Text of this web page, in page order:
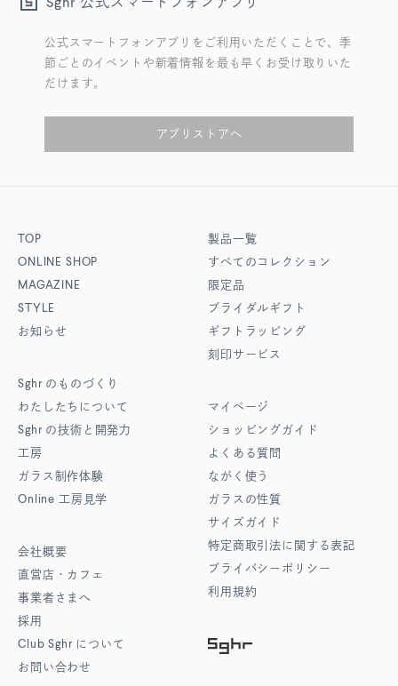
Sghr
公式スマートフォンアプリをご利用いただくことで、季
節ごとのイベントや新着情報を最も早くお受け取りいた
だけます。
アプリストアへ
TOP
ONLINE SHOP
MAGAZINE
STYLE
お知らせ
Sghr のものづくり
わたしたちについて
Sghr の技術と開発力
工房
ガラス制作体験
Online 工房見学
会社概要
直営店・カフェ
事業者さまへ
採用
Club Sghr について
お問い合わせ
製品一覧
すべてのコレクション
限定品
ブライダルギフト
ギフトラッピング
刻印サービス
マイページ
ショッピングガイド
よくある質問
ながく使う
ガラスの性質
サイズガイド
特定商取引法に関する表記
プライバシーポリシー
利用規約